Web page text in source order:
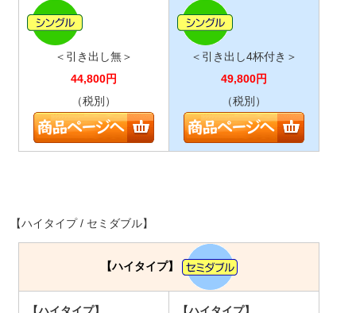
＜引き出し無＞
44,800円
（税別）
＜引き出し4杯付き＞
49,800円
（税別）
【ハイタイプ / セミダブル】
【ハイタイプ】
【ハイタイプ】 【ハイタイプ】